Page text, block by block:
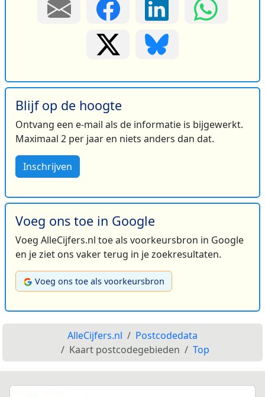
Blijf op de hoogte
Ontvang een e-mail als de informatie is bijgewerkt.
Maximaal 2 per jaar en niets anders dan dat.
Inschrijven
Voeg ons toe in Google
Voeg AlleCijfers.nl toe als voorkeursbron in Google
en je ziet ons vaker terug in je zoekresultaten.
Voeg ons toe als voorkeursbron
AlleCijfers.nl
Postcodedata
Kaart postcodegebieden
Top